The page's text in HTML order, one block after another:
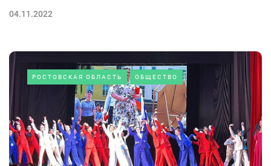
04.11.2022
РОСТОВСКАЯ ОБЛАСТЬ ОБЩЕСТВО